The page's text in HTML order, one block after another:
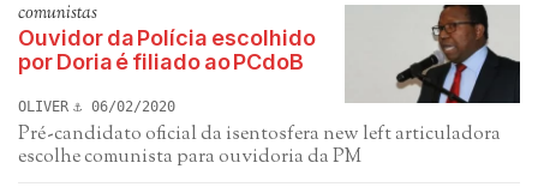
comunistas
Ouvidor da Polícia escolhido
por Doria é filiado ao PCdoB
OLIVER 06/02/2020
Pré-candidato oficial da isentosfera new left articuladora
escolhe comunista para ouvidoria da PM